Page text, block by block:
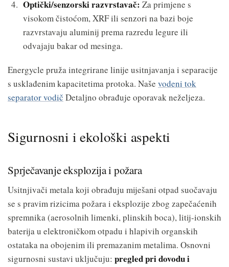
Optički/senzorski razvrstavač: Za primjene s
visokom čistoćom, XRF ili senzori na bazi boje
razvrstavaju aluminij prema razredu legure ili
odvajaju bakar od mesinga.
Energycle pruža integrirane linije usitnjavanja i separacije
s usklađenim kapacitetima protoka. Naše vodeni tok
separator vodič Detaljno obrađuje oporavak neželjeza.
Sigurnosni i ekološki aspekti
Sprječavanje eksplozija i požara
Usitnjivači metala koji obrađuju miješani otpad suočavaju
se s pravim rizicima požara i eksplozije zbog zapečaćenih
spremnika (aerosolnih limenki, plinskih boca), litij-ionskih
baterija u elektroničkom otpadu i hlapivih organskih
ostataka na obojenim ili premazanim metalima. Osnovni
sigurnosni sustavi uključuju: pregled pri dovodu i